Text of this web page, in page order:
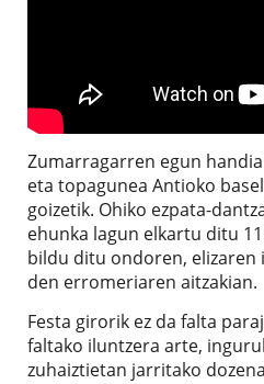
Zumarragarren egun
eta topagunea Antioko
goizetik. Ohiko ezpata-
ehunka lagun elkartu ditu
bildu ditu ondoren, elizaren
den erromeriaren aitzakian.
Festa girorik ez da falta
faltako iluntzera arte,
zuhaiztietan jarritako